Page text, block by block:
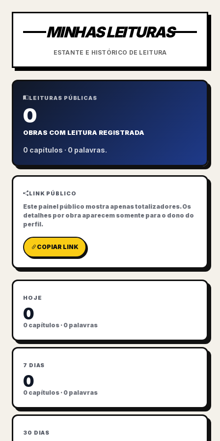
MINHAS LEITURAS
ESTANTE E HISTÓRICO DE LEITURA
LEITURAS PÚBLICAS
0
OBRAS COM LEITURA REGISTRADA
0 capítulos · 0 palavras.
LINK PÚBLICO
Este painel público mostra apenas totalizadores. Os
detalhes por obra aparecem somente para o dono do
perfil.
COPIAR LINK
HOJE
0
0 capítulos · 0 palavras
7 DIAS
0
0 capítulos · 0 palavras
30 DIAS